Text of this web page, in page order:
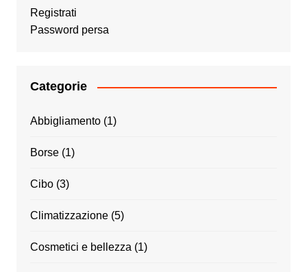
Registrati
Password persa
Categorie
Abbigliamento(1)
Borse(1)
Cibo(3)
Climatizzazione(5)
Cosmetici e bellezza (1)